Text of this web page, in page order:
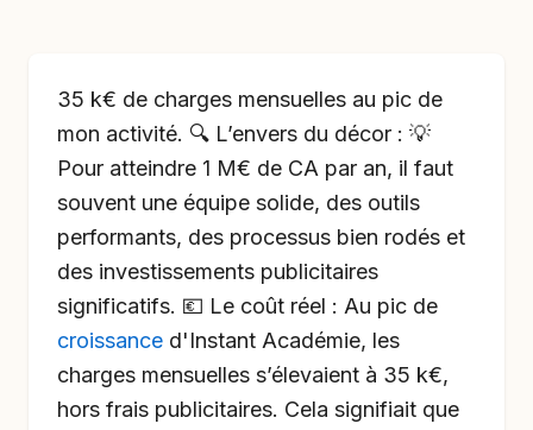
35 k€ de charges mensuelles au pic de
mon activité. 🔍 L’envers du décor : 💡
Pour atteindre 1 M€ de CA par an, il faut
souvent une équipe solide, des outils
performants, des processus bien rodés et
des investissements publicitaires
significatifs. 💶 Le coût réel : Au pic de
croissance d'Instant Académie, les
charges mensuelles s’élevaient à 35 k€,
hors frais publicitaires. Cela signifiait que